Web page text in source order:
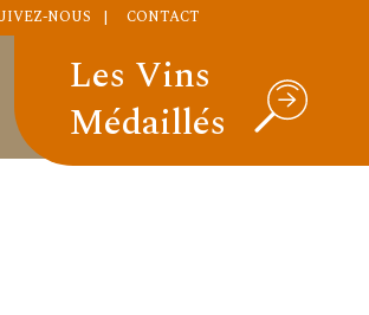
NOUS CONTACT
Les Vins
Médaillés